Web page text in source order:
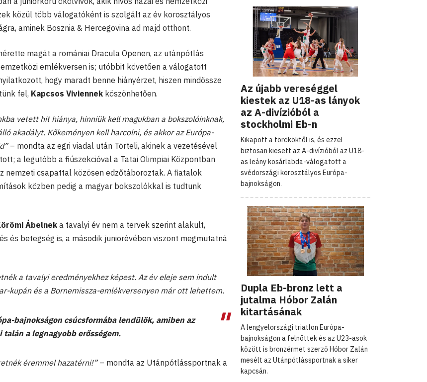
közül több válogatóként is szolgált az év korosztályos
aminek Bosznia & Hercegovina ad majd otthont.
magát a romániai Dracula Openen, az utánpótlás
emlékversen is; utóbbit követően a válogatott
hogy maradt benne hiányérzet, hiszen mindössze
fel, Kapcsos Viviennek köszönhetően.
vetett hit hiánya, hinniük kell magukban a bokszolóinknak,
akadályt. Kőkeményen kell harcolni, és akkor az Európa-
– mondta az egri viadal után Törteli, akinek a vezetésével
a legutóbb a fiúszekcióval a Tatai Olimpiai Központban
nemzeti csapattal közösen edzőtáboroztak. A fiatalok
közben pedig a magyar bokszolókkal is tudtunk
Ábelneka tavalyi év nem a tervek szerint alakult,
és betegség is, a második juniorévében viszont megmutatná
a tavalyi eredményekhez képest. Az év eleje sem indult
kupán és a Bornemissza-emlékversenyen már ott lehettem.
bajnokságon csúcsformába lendülök, amiben az
a legnagyobb erősségem.
éremmel hazatérni!”– mondta az Utánpótlássportnak a
Az újabb vereséggel
kiestek az U18-as lányok
az A-divízióból a
stockholmi Eb-n
Kikapott a törököktől is, és ezzel
biztosan kiesett az A-divízióból az U18-
as leány kosárlabda-válogatott a
svédországi korosztályos Európa-
bajnokságon.
Dupla Eb-bronz lett a
jutalma Hóbor Zalán
kitartásának
A lengyelországi triatlon Európa-
bajnokságon a felnőttek és az U23-asok
között is bronzérmet szerző Hóbor Zalán
mesélt az Utánpótlássportnak a siker
kapcsán.